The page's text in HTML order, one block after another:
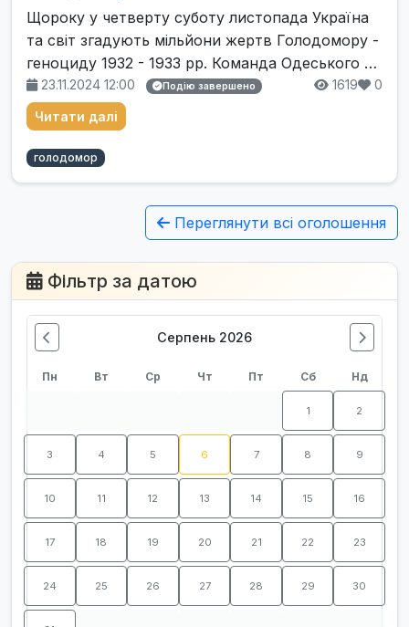
Щороку у четверту суботу листопада Україна
та світ згадують мільйони жертв Голодомору -
геноциду 1932 - 1933 рр. Команда Одеського …
23.11.2024 12:00 Подію завершено 1619 0
Читати далі
голодомор
Переглянути всі оголошення
Фільтр за датою
Серпень 2026
Пн Вт Ср Чт Пт Сб Нд
1 2
3 4 5 6 7 8 9
10 11 12 13 14 15 16
17 18 19 20 21 22 23
24 25 26 27 28 29 30